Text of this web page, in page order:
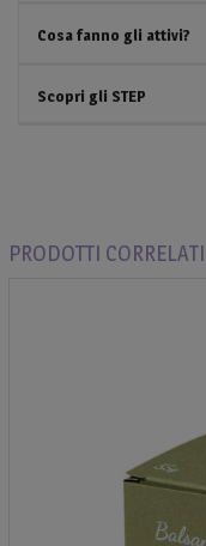
Cosa fanno gli attivi?
Scopri gli STEP
PRODOTTI CORRELATI